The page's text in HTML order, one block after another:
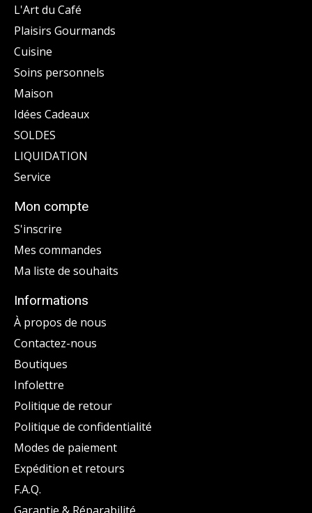
L'Art du Café
Plaisirs Gourmands
Cuisine
Soins personnels
Maison
Idées Cadeaux
SOLDES
LIQUIDATION
Service
Mon compte
S'inscrire
Mes commandes
Ma liste de souhaits
Informations
À propos de nous
Contactez-nous
Boutiques
Infolettre
Politique de retour
Politique de confidentialité
Modes de paiement
Expédition et retours
F.A.Q.